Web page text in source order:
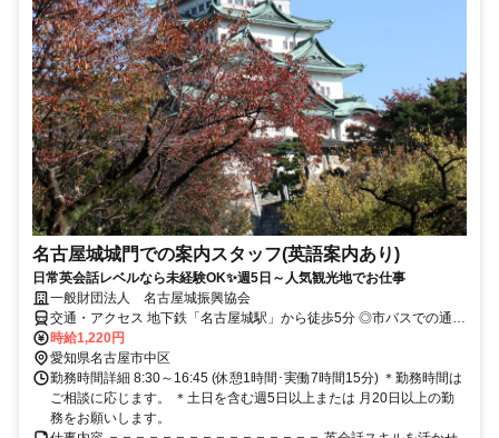
名古屋城城門での案内スタッフ(英語案内あり)
日常英会話レベルなら未経験OK✨週5日～人気観光地でお仕事
一般財団法人 名古屋城振興協会
交通・アクセス 地下鉄「名古屋城駅」から徒歩5分 ◎市バスでの通勤
も便利 ◎車通勤は不可
時給1,220円
愛知県名古屋市中区
勤務時間詳細 8:30～16:45 (休憩1時間･実働7時間15分) ＊勤務時間は
ご相談に応じます。 ＊土日を含む週5日以上または 月20日以上の勤
務をお願いします。